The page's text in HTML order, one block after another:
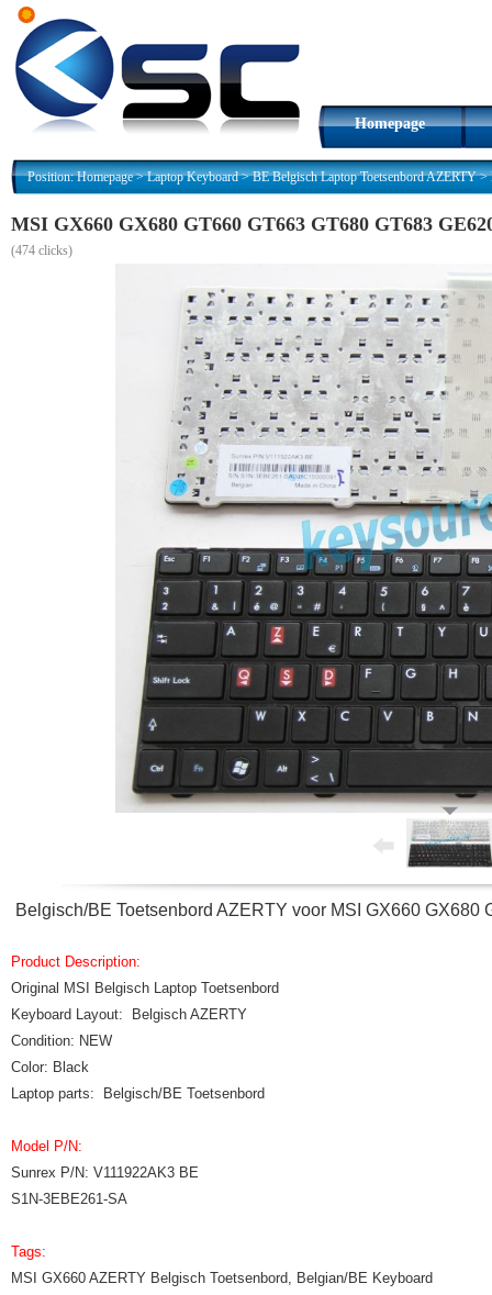
Homepage
Position:Homepage>Laptop Keyboard>BE Belgisch Laptop Toetsenbord AZERTY>
MSI GX660 GX680 GT660 GT663 GT680 GT683
(474 clicks)
Belgisch/BE Toetsenbord AZERTY voor MSI GX660
Product Description:
Original MSI Belgisch Laptop Toetsenbord
Keyboard Layout: Belgisch AZERTY
Condition: NEW
Color: Black
Laptop parts: Belgisch/BE Toetsenbord
Model P/N:
Sunrex P/N: V111922AK3 BE
S1N-3EBE261-SA
Tags:
MSI GX660 AZERTY Belgisch Toetsenbord, Belgian/BE Keyboard